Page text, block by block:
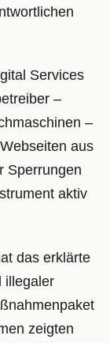
Services
–
–
aus
Sperrungen
aktiv
das erklärte
illegaler
zeigten